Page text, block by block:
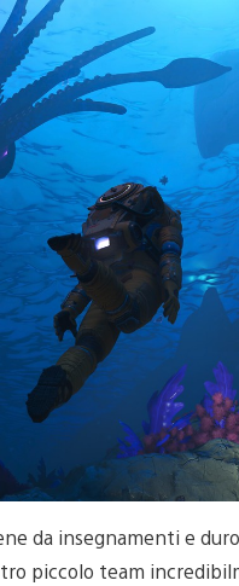
da insegnamenti e
piccolo team